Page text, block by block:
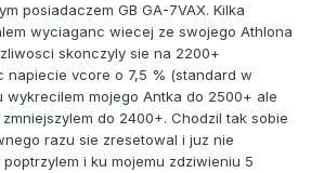
posiadaczem GB GA-7VAX. Kilka
wyciaganc wiecej ze swojego Athlona
skonczyly sie na 2200+
napiecie vcore o 7,5 % (standard w
wykrecilem mojego Antka do 2500+ ale
do 2400+. Chodzil tak sobie
razu sie zresetowal i juz nie
i ku mojemu zdziwieniu 5